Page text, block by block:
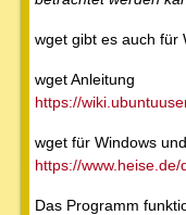
wget gibt es auch für
wget Anleitung
https://
wget für Windows
https://
Das Programm